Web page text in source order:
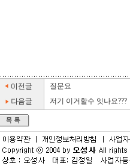
질문요
저기 이거할수 잇나요???